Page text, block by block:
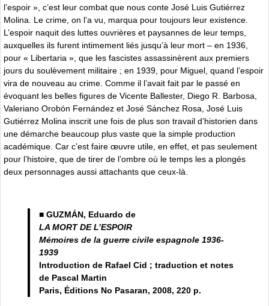
l’espoir », c’est leur combat que nous conte José Luis Gutiérrez
Molina. Le crime, on l’a vu, marqua pour toujours leur existence.
L’espoir naquit des luttes ouvrières et paysannes de leur temps,
auxquelles ils furent intimement liés jusqu’à leur mort – en 1936,
pour « Libertaria », que les fascistes assassinèrent aux premiers
jours du soulèvement militaire ; en 1939, pour Miguel, quand l’espoir
vira de nouveau au crime. Comme il l’avait fait par le passé en
évoquant les belles figures de Vicente Ballester, Diego R. Barbosa,
Valeriano Orobón Fernández et José Sánchez Rosa, José Luis
Gutiérrez Molina inscrit une fois de plus son travail d’historien dans
une démarche beaucoup plus vaste que la simple production
académique. Car c’est faire œuvre utile, en effet, et pas seulement
pour l’histoire, que de tirer de l’ombre où le temps les a plongés
deux personnages aussi attachants que ceux-là.
■ GUZMÁN, Eduardo de
LA MORT DE L’ESPOIR
Mémoires de la guerre civile espagnole 1936-
1939
Introduction de Rafael Cid ; traduction et notes
de Pascal Martin
Paris, Éditions No Pasaran, 2008, 220 p.